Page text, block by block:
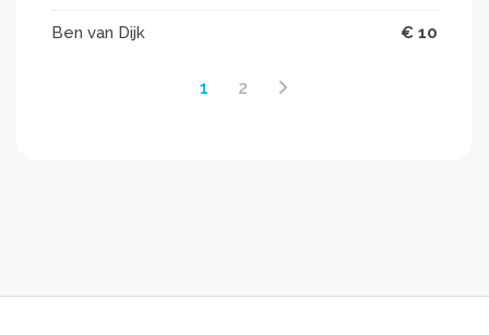
Ben van Dijk € 10
1 2